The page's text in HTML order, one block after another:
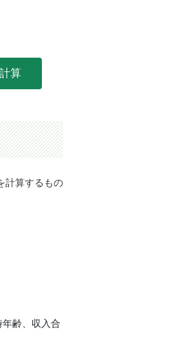
算
計算するもの
齢、収入合